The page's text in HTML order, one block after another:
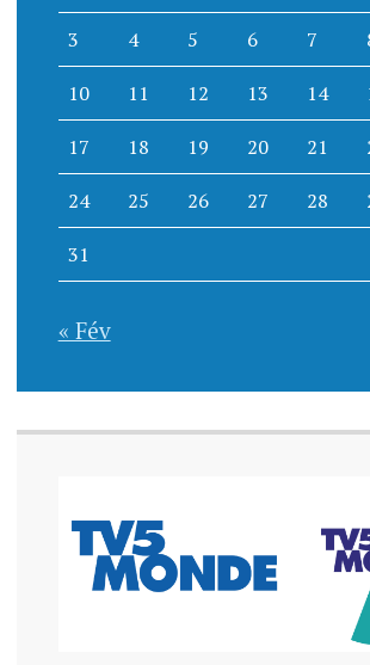
3 4 5 6 7
10 11 12 13 14
17 18 19 20 21
24 25 26 27 28
31
« Fév